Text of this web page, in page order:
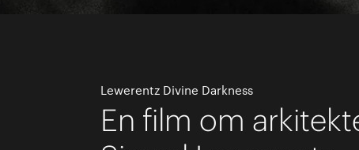
Lewerentz Divine Darkness
En film om